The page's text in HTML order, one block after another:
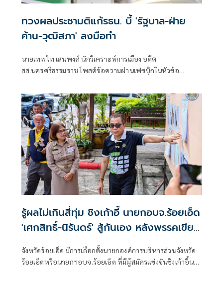
ทวงผลประชามติแก้รธน. บี้ 'รัฐบาล-ฝ่าย
ค้าน-วุฒิสภา' ลงมือทำ
นายเทพไท เสนพงศ์ นักวิเคราะห์การเมือง อดีต
สส.นครศรีธรรมราช โพสต์ข้อความผ่านเฟซบุ๊กในหัวข้อ
รู้ผลไม่เกินสี่ทุ่ม ชิงเก้าอี้ นายกอบจ.ร้อยเอ็ด
'เศกสิทธิ์-นิรันดร์' สู้กันเอง หลังพรรคเขียว
จังหวัดร้อยเอ็ด มีการเลือกตั้งนายกองค์การบริหารส่วนจังหวัด
ร้อยเอ็ดหรือนายกฯอบจ.ร้อยเอ็ด ที่มีผู้สมัครแข่งขันชิงเก้าอี้นา